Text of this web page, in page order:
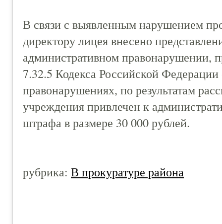
В связи с выявленным нарушением
директору лицея внесено
административном правонарушении,
7.32.5 Кодекса Российской
правонарушениях, по результатам
учреждения привлечен к
штрафа в размере 30 000 рублей.
рубрика: В прокуратуре района